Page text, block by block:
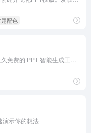
配色
演示你的想法